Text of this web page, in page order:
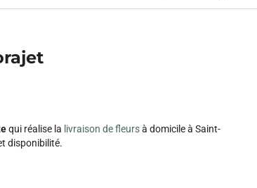
qui réalise la livraison de fleursà domicile à Saint-
disponibilité.